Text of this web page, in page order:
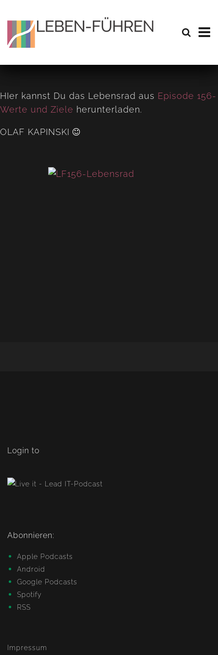
HIer kannst Du das Lebensrad aus Episode 156-
Werte und Ziele herunterladen.
OLAF KAPINSKI
Login to
Abonnieren:
Apple Podcasts
Android
Google Podcasts
Spotify
RSS
Impressum